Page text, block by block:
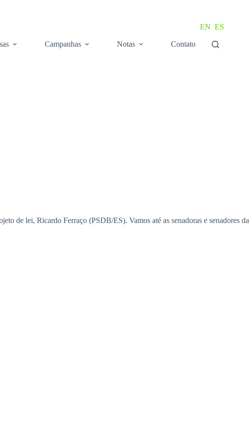
EN ES
Campanhas Notas Contato
de lei, Ricardo Ferraço (PSDB/ES). Vamos até as senadoras e senadores da